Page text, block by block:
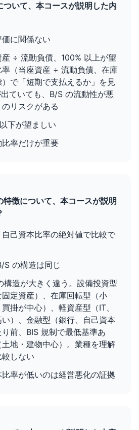
いて、本コースが説明した内
に関係ない
÷ 流動負債、100% 以上が望
率（当座資産 ÷ 流動負債、在庫
で「短期で支払えるか」を見
ていても、B/S の流動性が悪
リスクがある
下が望ましい
率だけが重要
特徴について、本コースが説明
己資本比率の絶対値で比較で
S の構造は同じ
構造が大きく違う。設備投資型
固定資産）、在庫回転型（小
掛が中心）、軽資産型（IT、
）、金融型（銀行、自己資本
前、BIS 規制で最低基準あ
地・建物中心）。業種を理解
しない
率が低いのは経営悪化の証拠